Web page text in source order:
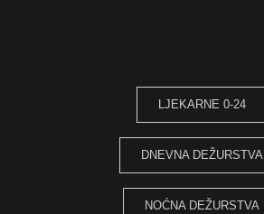
LJEKARNE 0-24
DNEVNA DEŽURSTVA
NOĆNA DEŽURSTVA